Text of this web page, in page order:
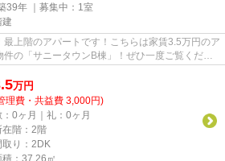
39年 ｜募集中： 1室
建
上階のアパートです！こちらは家賃3.5万円のア
の「サニータウンB棟」！ぜひ一度ご覧くださ
万円
理費・共益費 3,000円)
：0ヶ月｜礼：0ヶ月
在階：2階
取り：2DK
積：37.26㎡